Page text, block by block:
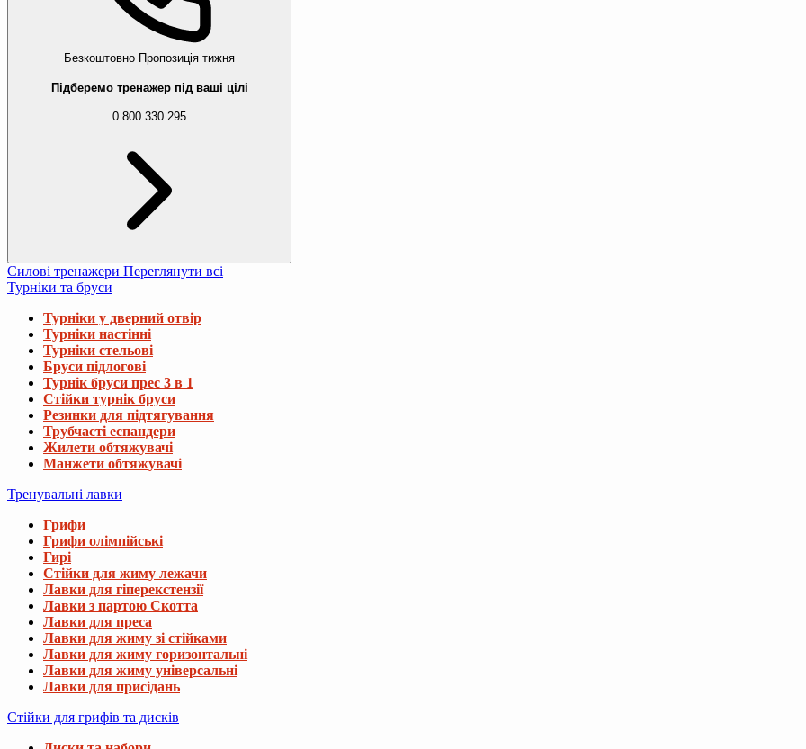
Безкоштовно Пропозиція тижня
Підберемо тренажер під ваші цілі
0 800 330 295
Силові тренажери Переглянути всі
Турніки та бруси
Турніки у дверний отвір
Турніки настінні
Турніки стельові
Бруси підлогові
Турнік бруси прес 3 в 1
Стійки турнік бруси
Резинки для підтягування
Трубчасті еспандери
Жилети обтяжувачі
Манжети обтяжувачі
Тренувальні лавки
Грифи
Грифи олімпійські
Гирі
Стійки для жиму лежачи
Лавки для гіперекстензії
Лавки з партою Скотта
Лавки для преса
Лавки для жиму зі стійками
Лавки для жиму горизонтальні
Лавки для жиму універсальні
Лавки для присідань
Стійки для грифів та дисків